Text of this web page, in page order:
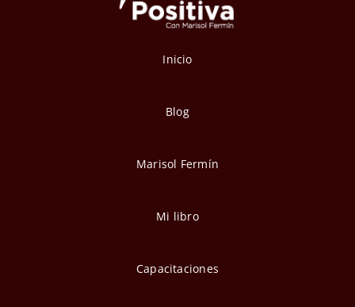
Inicio
Blog
Marisol Fermín
Mi libro
Capacitaciones